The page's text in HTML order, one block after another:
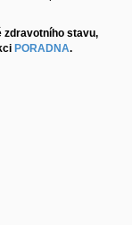
zdravotního stavu,
PORADNA.